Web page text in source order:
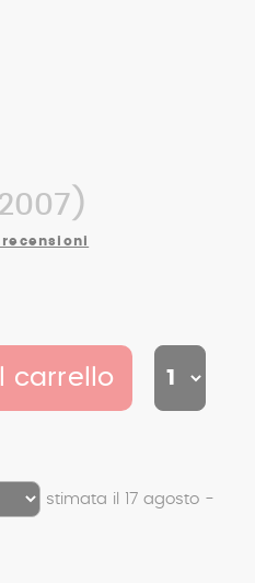
stimata il 17 agosto -
carrello